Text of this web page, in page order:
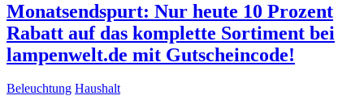
Monatsendspurt: Nur heute 10 Prozent
Rabatt auf das komplette Sortiment bei
lampenwelt.de mit Gutscheincode!
Beleuchtung Haushalt